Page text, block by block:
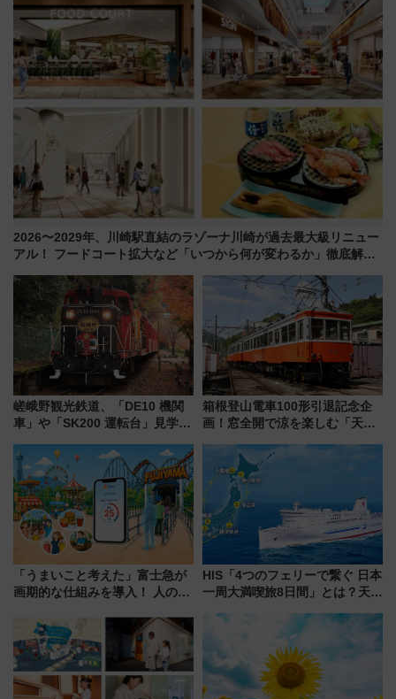
で解説！
2026〜2029年、川崎駅直結のラゾーナ川崎が過去最大級リニュー
アル！ フードコート拡大など「いつから何が変わるか」徹底解
嵯峨野観光鉄道、「DE10 機関
車」や「SK200 運転台」見学ツ
トの一環で激レア体験できちゃ
うかも 参加方法やスケジュール
をご紹介
箱根登山電車100形引退記念企
画！窓全開で涼を楽しむ「天然
「うまいこと考えた」富士急が
画期的な仕組みを導入！ 人のか
ん」始動
HIS「4つのフェリーで繋ぐ 日本
一周大満喫旅8日間」とは？天橋
の絶景＆限定グルメを網羅！煩
雑な手続きも不要でお手軽に楽
しめるプランが登場